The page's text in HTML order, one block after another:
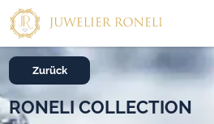
Zurück
RONELI COLLECTION